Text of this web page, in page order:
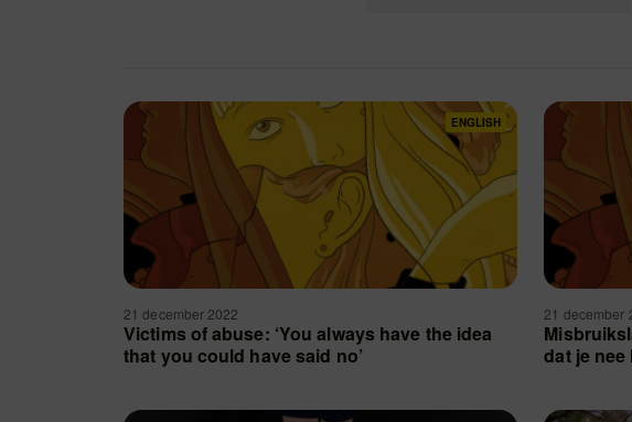
ENGLISH
21 december 2022
Victims of abuse: ‘You always have the idea
that you could have said no’
21 december
dat je nee